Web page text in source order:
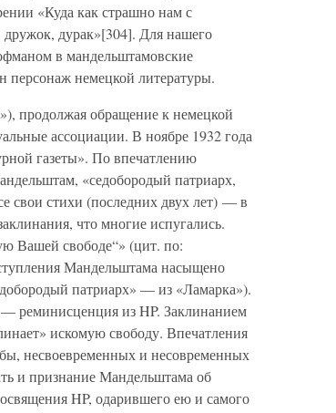
«Куда как страшно нам с
дурак»[304]. Для нашего
в мандельштамовские
персонаж немецкой литературы.
продолжая обращение к немецкой
ассоциации. В ноябре 1932 года
газеты». По впечатлению
«седобородый патриарх,
свои стихи (последних двух лет) — в
что многие испугались.
Вашей свободе“» (цит. по:
Мандельштама насыщено
патриарх» — из «Ламарка»).
— реминисценция из HP. Заклинанием
искомую свободу. Впечатления
несвоевременных и несовременных
и признание Мандельштама об
HP, одарившего ею и самого